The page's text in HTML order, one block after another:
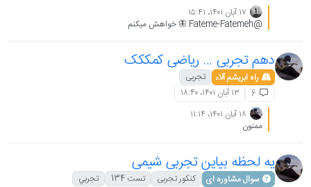
۱۷ آبان ۱۴۰۱،‏ ۱۵:۴۱
@Fateme-Fatemeh 🦋 خواهش میکنم
دهم تجربی ... ریاضی کمککک
راه ابریشم آلاء
تجربی
6
۱۳ آبان ۱۴۰۱،‏ ۱۸:۴۰
۱۸ آبان ۱۴۰۱،‏ ۱۱:۱۴
ممنون
یه لحظه بیاین تجربی شیمی
سوال مشاوره ای کنکور تجربی تست 134
تجربي